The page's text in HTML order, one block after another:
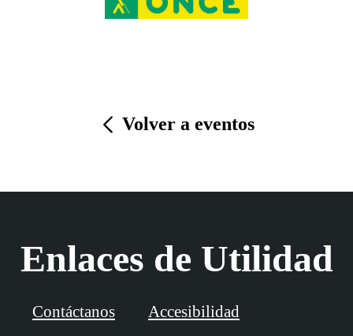
Volver a eventos
Enlaces de Utilidad
Contáctanos Accesibilidad